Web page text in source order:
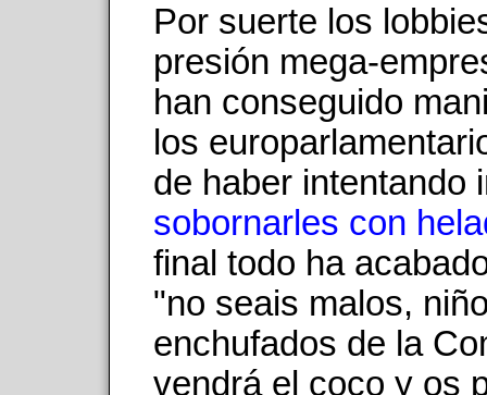
Por suerte los
presión mega-
han conseguido
los
de haber intentando
sobornarles con
final todo ha
"no seais malos,
enchufados de la
vendrá el coco y os